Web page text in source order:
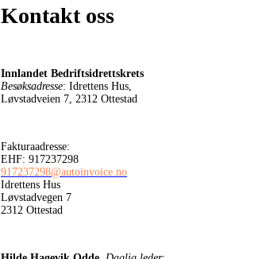
Kontakt oss
Innlandet Bedriftsidrettskrets
Besøksadresse: Idrettens Hus,
Løvstadveien 7, 2312 Ottestad
Fakturaadresse:
EHF: 917237298
917237298@autoinvoice.no
Idrettens Hus
Løvstadvegen 7
2312 Ottestad